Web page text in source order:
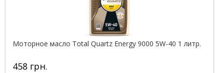
Моторное масло Total Quartz Energy 9000 5W-40 1 литр.
458 грн.